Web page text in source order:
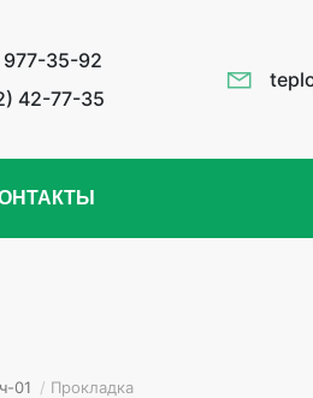
977-35-92
42-77-35
01 / Прокладка